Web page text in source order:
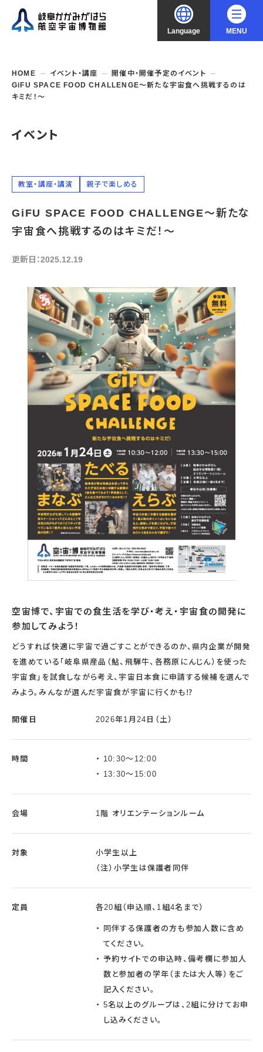
Language
English
中文（简化字）
MENU
ご利用案内
開館時間・休館日
交通アクセス
バリアフリー・音声ガイド
よくあるご質問
企画展・常設展示
開催中・開催予定の企画展
これまでの企画展
常設展示
航空エリア
屋外展示
その他の展示
シアタールーム上映
操縦シミュレーション体験
おすすめコース
開催中・開催予定のイベント
教室・講座・講演
ガイドツアー
予約申し込み
これまでのイベント
博物館としての取組み
収蔵品検索
地域との連携
レンタルそらはく
空宙博ボランティア
博物館実習
福祉団体
子ども会・スポーツ少年団等
学校団体
学校・教育関係の方へ
遠足・社会見学
教育プログラム
オンライン学習
アウトリーチ
展示・イベントカレンダー
イベント予約申し込み
チャレンジそらはく
スタッフコラム お知らせ
お問い合わせ
HOME イベント・講座
開催中・開催予定のイベント
GiFU SPACE FOOD CHALLENGE～新たな宇宙食へ挑戦するのは
キミだ！～
イベント
教室・講座・講演 親子で楽しめる
GiFU SPACE FOOD CHALLENGE～新たな
宇宙食へ挑戦するのはキミだ！～
更新日：2025.12.19
空宙博で、宇宙での食生活を学び・考え・宇宙食の開発に
参加してみよう！
どうすれば快適に宇宙で過ごすことができるのか、県内企業が開発
を進めている「岐阜県産品（鮎、飛騨牛、各務原にんじん）を使った
宇宙食」を試食しながら考え、宇宙日本食に申請する候補を選んで
みよう。みんなが選んだ宇宙食が宇宙に行くかも⁉
開催日 2026年1月24日（土）
時間
10:30～12:00
13:30～15:00
会場 1階 オリエンテーションルーム
対象
小学生以上
（注）小学生は保護者同伴
定員 各20組（申込順、1組4名まで）
同伴する保護者の方も参加人数に含め
てください。
予約サイトでの申込時、備考欄に参加人
数と参加者の学年（または大人等）をご
記入ください。
5名以上のグループは、2組に分けてお申
し込みください。